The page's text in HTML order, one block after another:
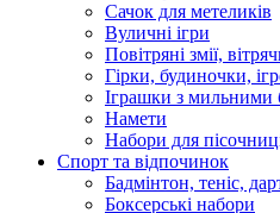
Сачок для метеликів
Вуличні ігри
Повітряні змії,
Гірки, будиночки,
Іграшки з мильними
Намети
Набори для
Спорт та відпочинок
Бадмінтон, теніс,
Боксерські набори